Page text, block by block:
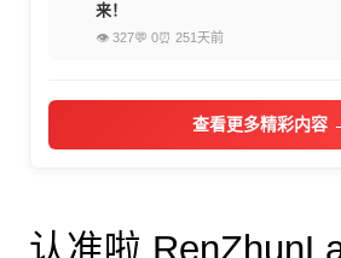
来！
👁 327💬 0⏰ 251天前
查看更多精彩内容
认准啦